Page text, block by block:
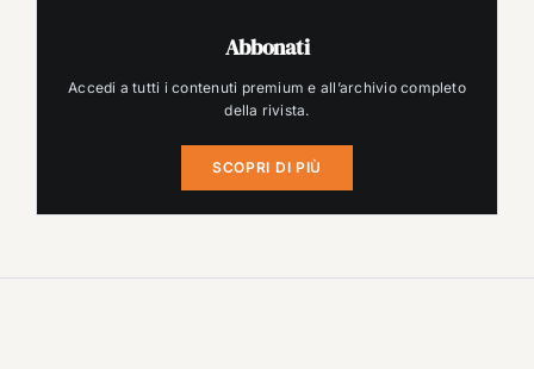
Abbonati
Accedi a tutti i contenuti premium e all’archivio completo
della rivista.
SCOPRI DI PIÙ